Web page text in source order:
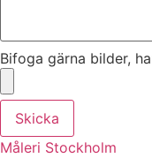
Bifoga gärna bilder,
Skicka
Måleri Stockholm